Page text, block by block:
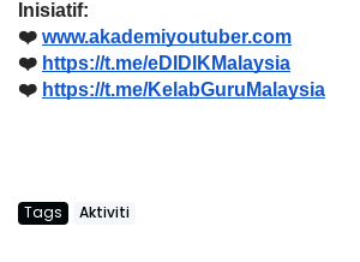
Inisiatif:
❤️ www.akademiyoutuber.com
❤️ https://t.me/eDIDIKMalaysia
❤️ https://t.me/KelabGuruMalaysia
Tags Aktiviti